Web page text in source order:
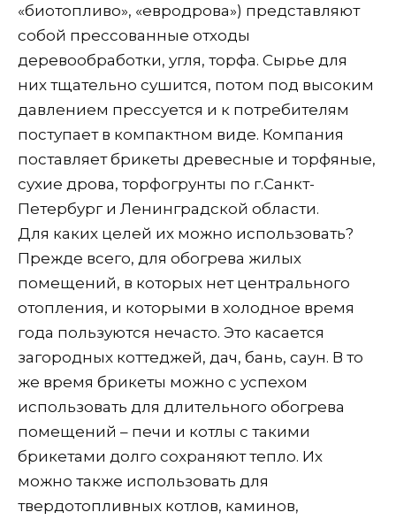
«биотопливо», «евродрова») представляют
собой прессованные отходы
деревообработки, угля, торфа. Сырье для
них тщательно сушится, потом под высоким
давлением прессуется и к потребителям
поступает в компактном виде. Компания
поставляет брикеты древесные и торфяные,
сухие дрова, торфогрунты по г.Санкт-
Петербург и Ленинградской области.
Для каких целей их можно использовать?
Прежде всего, для обогрева жилых
помещений, в которых нет центрального
отопления, и которыми в холодное время
года пользуются нечасто. Это касается
загородных коттеджей, дач, бань, саун. В то
же время брикеты можно с успехом
использовать для длительного обогрева
помещений – печи и котлы с такими
брикетами долго сохраняют тепло. Их
можно также использовать для
твердотопливных котлов, каминов,